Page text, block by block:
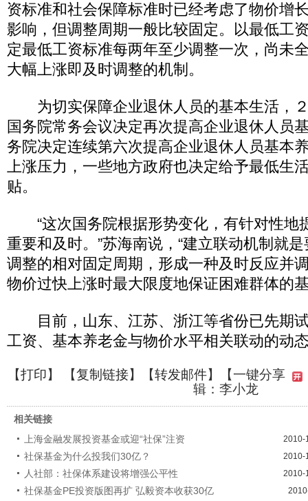
资标准和社会保障标准时已经考虑了物价增
影响，但调整周期一般比较固定。以最低工
定最低工资标准每两年至少调整一次，尚未
大幅上涨即及时调整的机制。
为切实保障企业退休人员的基本生活，
国务院常务会议决定再次提高企业退休人员
务院决定连续第六次提高企业退休人员基本
上涨压力，一些地方政府也决定给予最低生
贴。
“这次国务院根据形势变化，有针对性地
重要和及时。”苏海南说，“建立联动机制就
调整的相对固定周期，形成一种及时反应并
物价过快上涨时最大限度地保证困难群体的
目前，山东、江苏、浙江等省份已先期
工资、基本养老金与物价水平相关联动的动
【打印】 【复制链接】【转发邮件】
【一键分享
辑：李小龙
相关链接
上海金融发展投资基金或迎“社保”注资
2010-
社保基金为什么投我们30亿？ 2010-
人社部：社保体系建设将增强公平性 2010-
社保基金PE投资版图再扩 弘毅资本收获30亿